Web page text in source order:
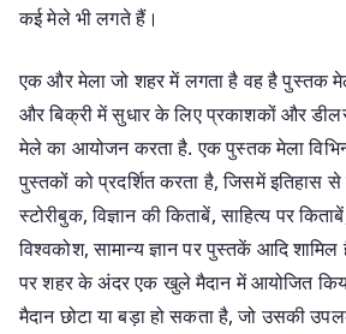
कई मेले भी लगते हैं।
एक और मेला जो शहर में लगता है वह है पुस्तक
और बिक्री में सुधार के लिए प्रकाशकों और
मेले का आयोजन करता है. एक पुस्तक मेला
पुस्तकों को प्रदर्शित करता है, जिसमें इतिहास
स्टोरीबुक, विज्ञान की किताबें, साहित्य पर
विश्वकोश, सामान्य ज्ञान पर पुस्तकें आदि
पर शहर के अंदर एक खुले मैदान में आयोजित
मैदान छोटा या बड़ा हो सकता है, जो उसकी